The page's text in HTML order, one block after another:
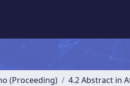
(Proceeding) 4.2 Abstract in